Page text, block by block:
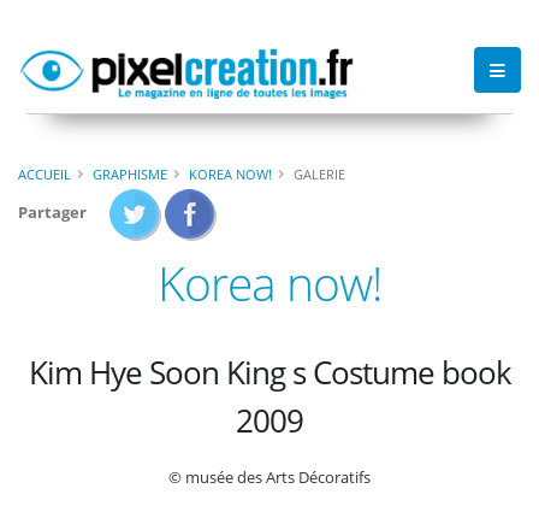
ACCUEIL GRAPHISME KOREA NOW! GALERIE
Partager
Korea now!
Kim Hye Soon King s Costume book
2009
© musée des Arts Décoratifs